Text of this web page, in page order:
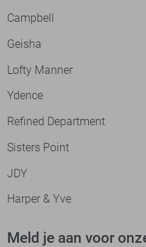
Campbell
Geisha
Lofty Manner
Ydence
Refined Department
Sisters Point
JDY
Harper & Yve
Meld je aan voor